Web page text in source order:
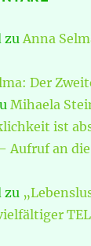
zuAnna
Der
Mihaela
ist
Aufruf an
zu